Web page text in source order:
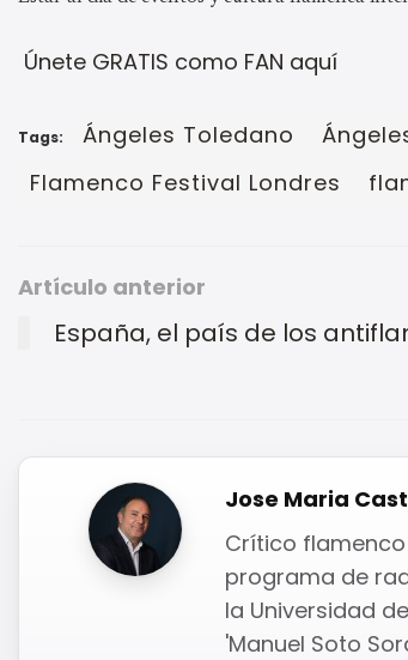
Únete GRATIS como FAN aquí
Tags: Ángeles Toledano
Flamenco Festival Londres
Artículo anterior
España, el país de los
Jose Maria
Crítico flamenco
programa de
la Universidad
'Manuel Soto